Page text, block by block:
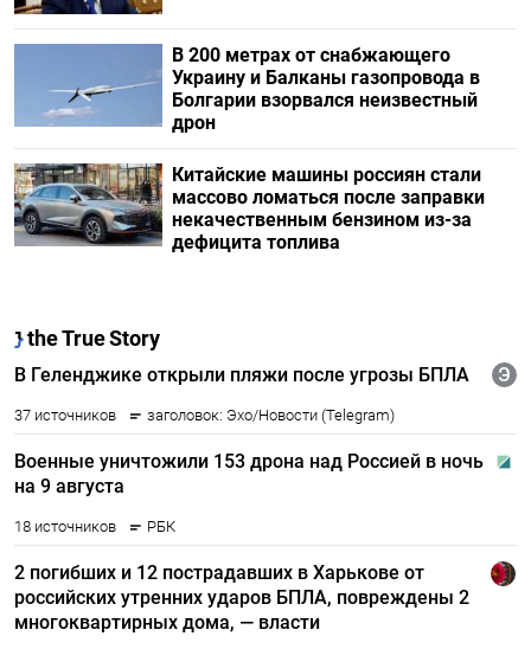
В 200 метрах от снабжающего
Украину и Балканы газопровода в
Болгарии взорвался неизвестный
дрон
Китайские машины россиян стали
массово ломаться после заправки
некачественным бензином из-за
дефицита топлива